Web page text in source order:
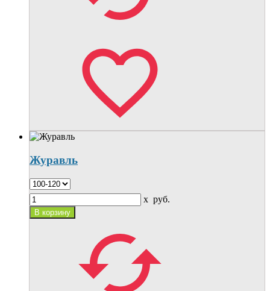
Журавль
x руб.